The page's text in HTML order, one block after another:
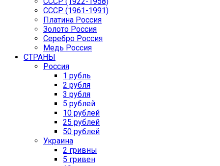
CCCР (1961-1991)
Платина Россия
Золото Россия
Серебро Россия
Медь Россия
СТРАНЫ
Россия
1 рубль
2 рубля
3 рубля
5 рублей
10 рублей
25 рублей
50 рублей
Украина
2 гривны
5 гривен